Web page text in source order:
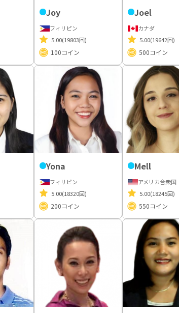
Joy
フィリピン
5.00(19803回)
100コイン
Joel
カナダ
5.00(19642回)
500コイン
Yona
フィリピン
5.00(18320回)
200コイン
Mell
アメリカ合衆国
5.00(18245回)
550コイン